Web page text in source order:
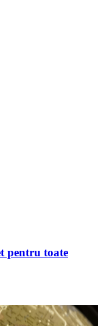
pentru toate